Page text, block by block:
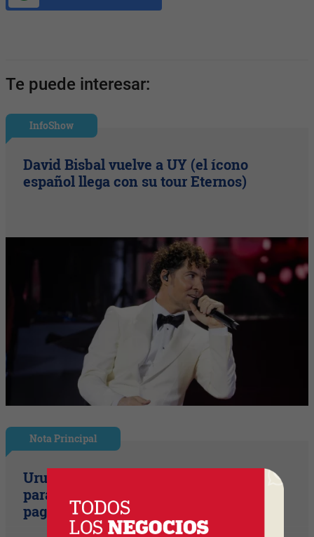
Te puede interesar:
InfoShow
David Bisbal vuelve a UY (el ícono
español llega con su tour Eternos)
Nota Principal
Uruguay empieza a discutir las reglas
para una movilidad autónoma (¿Quién
paga si el auto sin conductor choca?)